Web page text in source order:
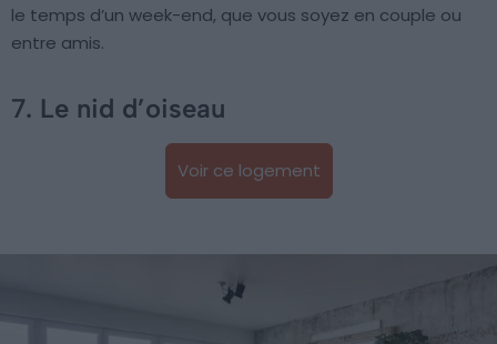
le temps d’un week-end, que vous soyez en couple ou
entre amis.
7. Le nid d’oiseau
Voir ce logement